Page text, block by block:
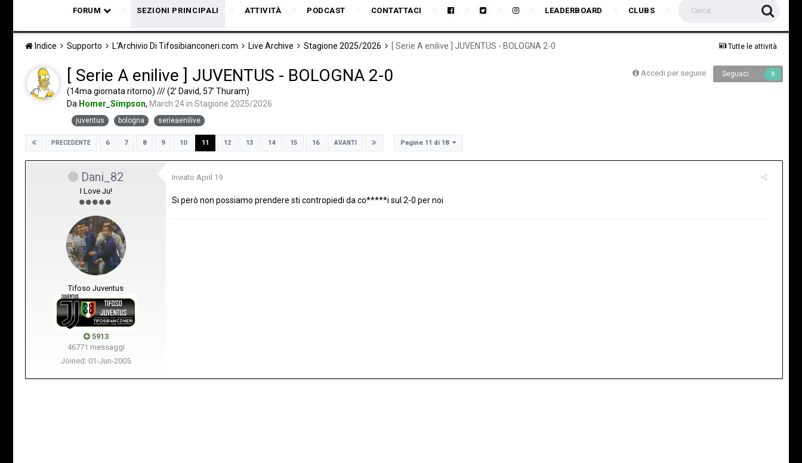
FORUM SEZIONI PRINCIPALI ATTIVITÀ PODCAST CONTATTACI LEADERBOARD CLUBS
Tutte le attività
Indice Supporto L'Archivio Di Tifosibianconeri.com Live Archive Stagione 2025/2026 [ Serie A enilive ] JUVENTUS - BOLOGNA 2-0
Accedi per seguire Seguaci 8
[ Serie A enilive ] JUVENTUS - BOLOGNA 2-0
(14ma giornata ritorno) /// (2’ David, 57’ Thuram)
Da Homer_Simpson, March 24in Stagione 2025/2026
juventus bologna serieaenilive
PRECEDENTE 6 7 8 9 10 11 12 13 14 15 16 AVANTI Pagine 11 di 18
Dani_82
I Love Ju!
Tifoso Juventus
5913
46771 messaggi
Joined: 01-Jun-2005
Inviato April 19
Si però non possiamo prendere sti contropiedi da co*****i sul 2-0 per noi